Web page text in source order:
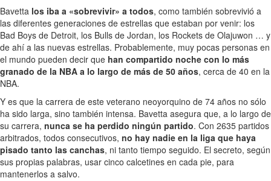
Bavetta los iba a «sobrevivir» a todos, como también sobrevivió a
las diferentes generaciones de estrellas que estaban por venir: los
Bad Boys de Detroit, los Bulls de Jordan, los Rockets de Olajuwon … y
de ahí a las nuevas estrellas. Probablemente, muy pocas personas en
el mundo pueden decir que han compartido noche con lo más
granado de la NBA a lo largo de más de 50 años, cerca de 40 en la
NBA.
Y es que la carrera de este veterano neoyorquino de 74 años no sólo
ha sido larga, sino también intensa. Bavetta asegura que, a lo largo de
su carrera, nunca se ha perdido ningún partido. Con 2635 partidos
arbitrados, todos consecutivos, no hay nadie en la liga que haya
pisado tanto las canchas, ni tanto tiempo seguido. El secreto, según
sus propias palabras, usar cinco calcetines en cada pie, para
mantenerlos a salvo.